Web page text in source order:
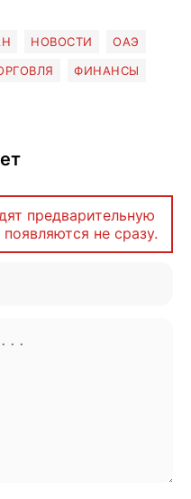
НОВОСТИ
ОАЭ
ФИНАНСЫ
предварительную
не сразу.